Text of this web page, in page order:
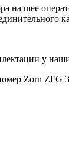
на шее
у
Zorn ZFG